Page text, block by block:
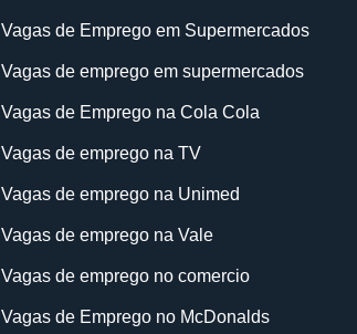
Vagas de Emprego em Supermercados
Vagas de emprego em supermercados
Vagas de Emprego na Cola Cola
Vagas de emprego na TV
Vagas de emprego na Unimed
Vagas de emprego na Vale
Vagas de emprego no comercio
Vagas de Emprego no McDonalds